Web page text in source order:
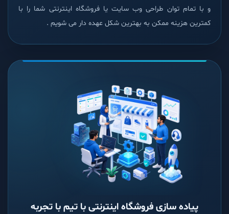
و با تمام توان طراحی وب سایت یا فروشگاه اینترنتی شما را با
کمترین هزینه ممکن به بهترین شکل عهده دار می شویم .
پیاده سازی فروشگاه اینترنتی با تیم با تجربه